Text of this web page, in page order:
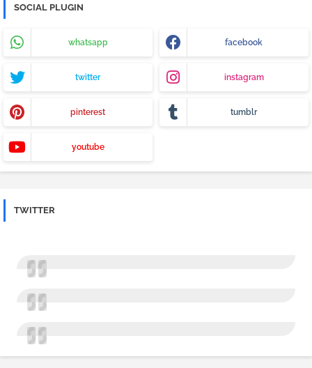
SOCIAL PLUGIN
whatsapp facebook
twitter instagram
pinterest tumblr
youtube
TWITTER